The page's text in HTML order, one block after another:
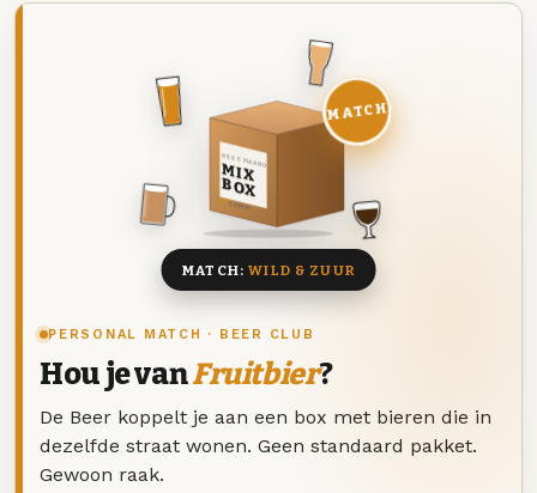
PERSONAL MATCH · BEER CLUB
Hou je vanFruitbier?
De Beer koppelt je aan een box met bieren die in
dezelfde straat wonen. Geen standaard pakket.
Gewoon raak.
DEZE MAAND
MIX
BOX
8 BIEREN
MATCH
MATCH:WILD & ZUUR